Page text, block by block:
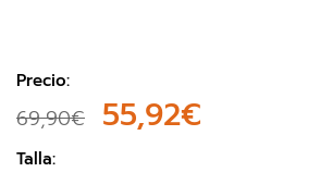
Precio:
69,90€ 55,92€
Talla: